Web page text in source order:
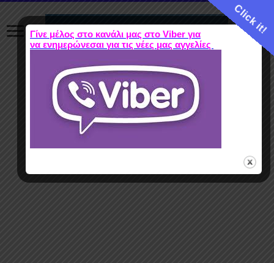
Click it!
Γίνε μέλος στο κανάλι μας στο Viber για
να ενημερώνεσαι για τις νέες μας αγγελίες